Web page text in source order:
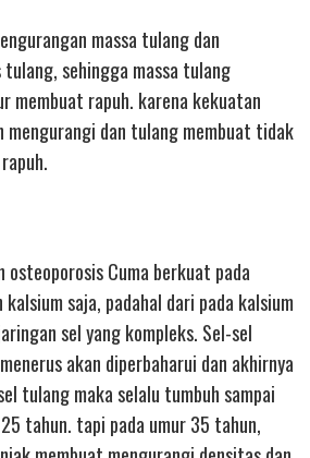
massa tulang dan
sehingga massa tulang
membuat rapuh. karena kekuatan
mengurangi dan tulang membuat tidak
osteoporosis Cuma berkuat pada
kalsium saja, padahal dari pada kalsium
sel yang kompleks. Sel-sel
akan diperbaharui dan akhirnya
tulang maka selalu tumbuh sampai
tahun. tapi pada umur 35 tahun,